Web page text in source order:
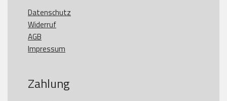
Datenschutz
Widerruf
AGB
Impressum
Zahlung